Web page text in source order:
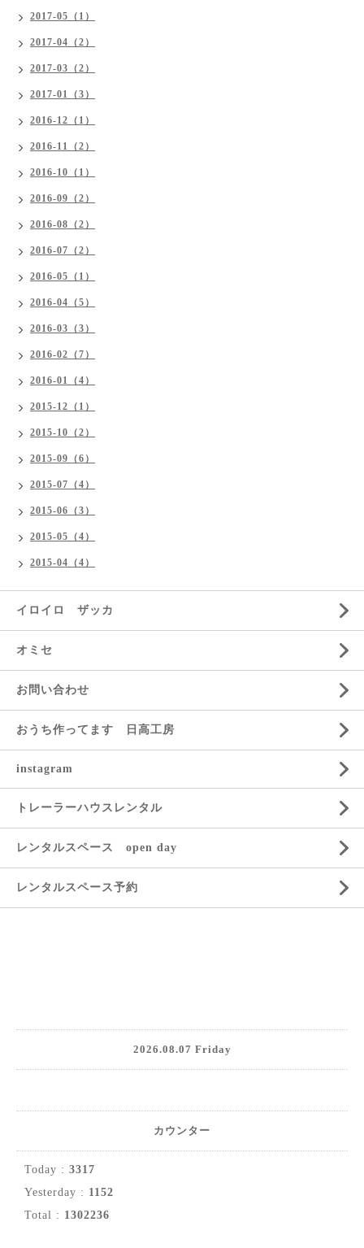
2017-05（1）
2017-04（2）
2017-03（2）
2017-01（3）
2016-12（1）
2016-11（2）
2016-10（1）
2016-09（2）
2016-08（2）
2016-07（2）
2016-05（1）
2016-04（5）
2016-03（3）
2016-02（7）
2016-01（4）
2015-12（1）
2015-10（2）
2015-09（6）
2015-07（4）
2015-06（3）
2015-05（4）
2015-04（4）
イロイロ ザッカ
オミセ
お問い合わせ
おうち作ってます 日高工房
instagram
トレーラーハウスレンタル
レンタルスペース open day
レンタルスペース予約
2026.08.07 Friday
カウンター
Today : 3317
Yesterday : 1152
Total : 1302236